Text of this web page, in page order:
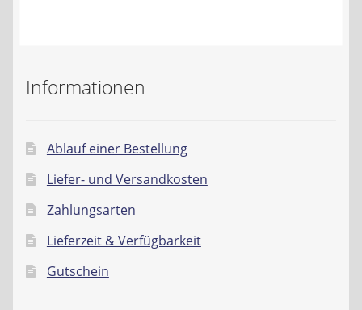
Widerrufsbelehrung
Datenschutzerklärung
Impressum
Informationen
Ablauf einer Bestellung
Liefer- und Versandkosten
Zahlungsarten
Lieferzeit & Verfügbarkeit
Gutschein